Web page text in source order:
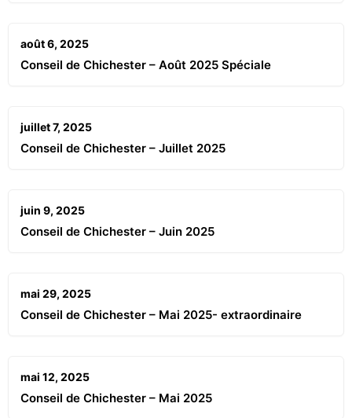
août 6, 2025
Conseil de Chichester – Août 2025 Spéciale
juillet 7, 2025
Conseil de Chichester – Juillet 2025
juin 9, 2025
Conseil de Chichester – Juin 2025
mai 29, 2025
Conseil de Chichester – Mai 2025- extraordinaire
mai 12, 2025
Conseil de Chichester – Mai 2025